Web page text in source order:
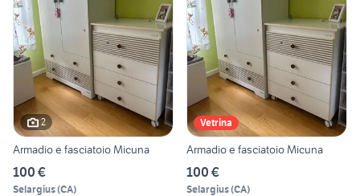
2
Armadio e fasciatoio Micuna
100 €
Selargius(CA)
Vetrina
Armadio e fasciatoio Micuna
100 €
Selargius(CA)